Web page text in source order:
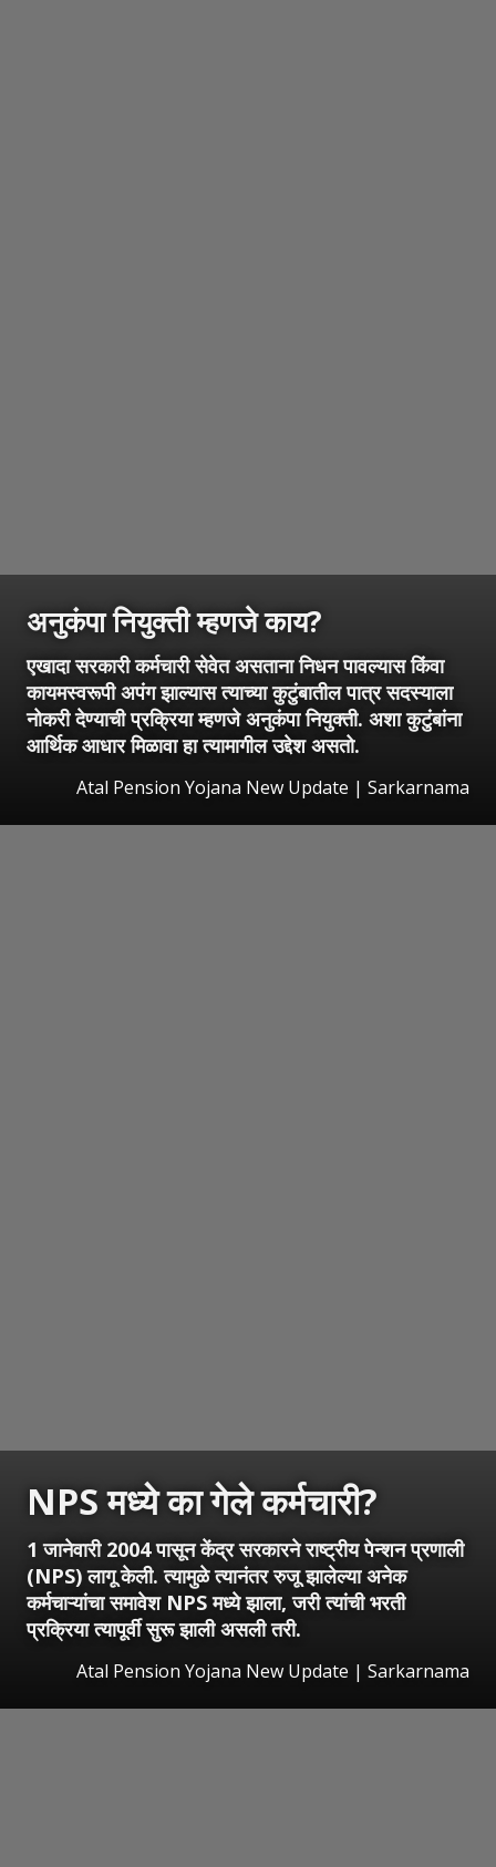
अनुकंपा नियुक्ती म्हणजे काय?
एखादा सरकारी कर्मचारी सेवेत असताना निधन पावल्यास किंवा
कायमस्वरूपी अपंग झाल्यास त्याच्या कुटुंबातील पात्र सदस्याला
नोकरी देण्याची प्रक्रिया म्हणजे अनुकंपा नियुक्ती. अशा कुटुंबांना
आर्थिक आधार मिळावा हा त्यामागील उद्देश असतो.
Atal Pension Yojana New Update | Sarkarnama
NPS मध्ये का गेले कर्मचारी?
1 जानेवारी 2004 पासून केंद्र सरकारने राष्ट्रीय पेन्शन प्रणाली
(NPS) लागू केली. त्यामुळे त्यानंतर रुजू झालेल्या अनेक
कर्मचाऱ्यांचा समावेश NPS मध्ये झाला, जरी त्यांची भरती
प्रक्रिया त्यापूर्वी सुरू झाली असली तरी.
Atal Pension Yojana New Update | Sarkarnama